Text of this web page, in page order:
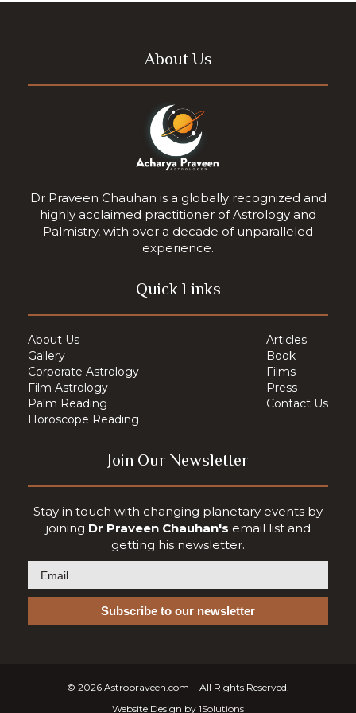
About Us
Dr Praveen Chauhan is a globally recognized and
highly acclaimed practitioner of Astrology and
Palmistry, with over a decade of unparalleled
experience.
Quick Links
About Us
Gallery
Corporate Astrology
Film Astrology
Palm Reading
Horoscope Reading
Articles
Book
Films
Press
Contact Us
Join Our Newsletter
Stay in touch with changing planetary events by
joining Dr Praveen Chauhan's email list and
getting his newsletter.
© 2026 Astropraveen.com
All Rights Reserved.
Website Design by 1Solutions